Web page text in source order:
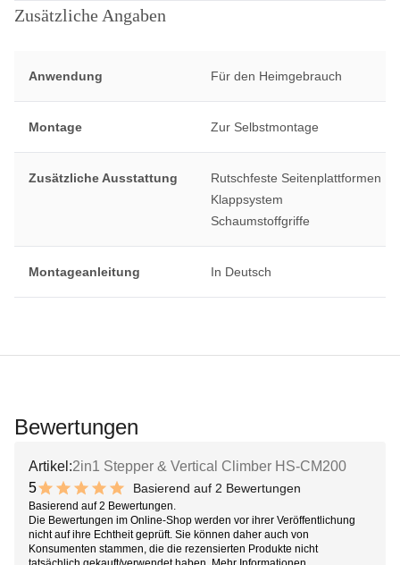
Zusätzliche Angaben
Anwendung Für den Heimgebrauch
Montage Zur Selbstmontage
Zusätzliche Ausstattung
Rutschfeste Seitenplattformen
Klappsystem
Schaumstoffgriffe
Montageanleitung In Deutsch
Bewertungen
Artikel:2in1 Stepper & Vertical Climber HS-CM200
5
10 out of 10 stars
Basierend auf 2 Bewertungen
Basierend auf 2 Bewertungen.
Die Bewertungen im Online-Shop werden vor ihrer Veröffentlichung
nicht auf ihre Echtheit geprüft. Sie können daher auch von
Konsumenten stammen, die die rezensierten Produkte nicht